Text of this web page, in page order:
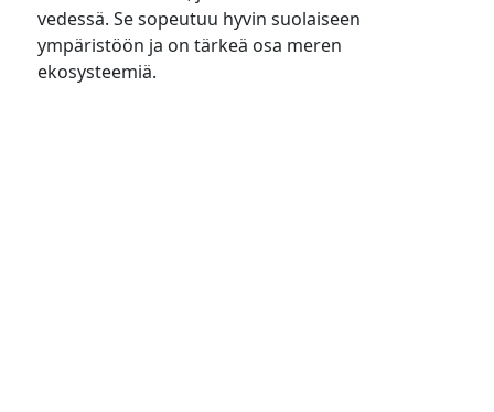
vedessä. Se sopeutuu hyvin suolaiseen
ympäristöön ja on tärkeä osa meren
ekosysteemiä.